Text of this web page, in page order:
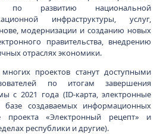
по развитию национальной
инфраструктуры, услуг,
модернизации и созданию новых
правительства, внедрению
отраслях экономики.
многих проектов станут доступными
по итогам завершения
с 2021 года (ID-карта, электронные
создаваемых информационных
проекта «Электронный рецепт» и
республики и другие).